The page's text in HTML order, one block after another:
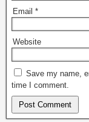
Email *
Website
Save my name,
time I comment.